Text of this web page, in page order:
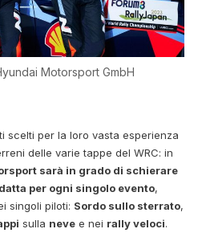
Motorsport GmbH
scelti per la loro vasta esperienza
delle varie tappe del WRC: in
sarà in grado di schierare
per ogni singolo evento,
singoli piloti: Sordo sullo sterrato,
sulla neve e nei rally veloci.